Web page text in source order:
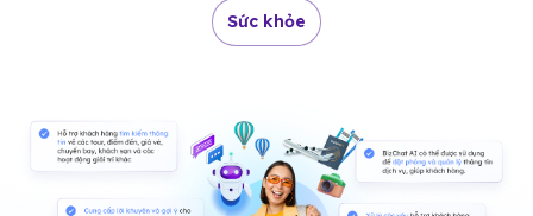
Sức khỏe